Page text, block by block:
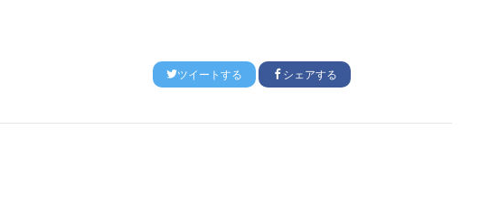
ツイートする シェアする